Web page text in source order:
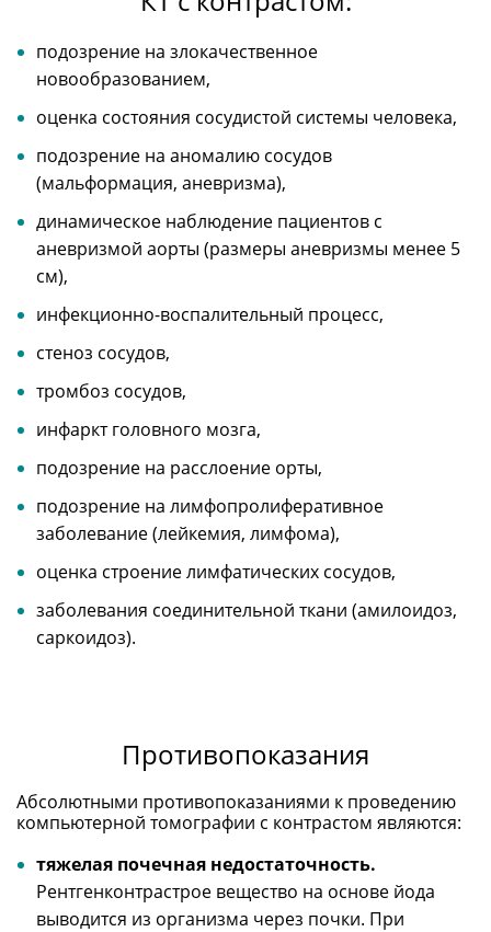
подозрение на злокачественное
новообразованием,
оценка состояния сосудистой системы человека,
подозрение на аномалию сосудов
(мальформация, аневризма),
динамическое наблюдение пациентов с
аневризмой аорты (размеры аневризмы менее 5
см),
инфекционно-воспалительный процесс,
стеноз сосудов,
тромбоз сосудов,
инфаркт головного мозга,
подозрение на расслоение орты,
подозрение на лимфопролиферативное
заболевание (лейкемия, лимфома),
оценка строение лимфатических сосудов,
заболевания соединительной ткани (амилоидоз,
саркоидоз).
Противопоказания
Абсолютными противопоказаниями к проведению
компьютерной томографии с контрастом являются:
тяжелая почечная недостаточность.
Рентгенконтрастрое вещество на основе йода
выводится из организма через почки. При